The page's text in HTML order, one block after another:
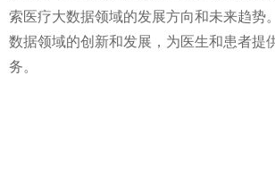
索医疗大数据领域的发展方向和未来趋势
数据领域的创新和发展，为医生和患者提
务。